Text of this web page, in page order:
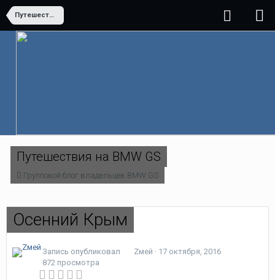
Путешествия на BMW GS
Путешествия на BMW GS
Групповой блог владельцев BMW GS
Осенний Крым
Запись опубликовал Zмей · 17 октября, 2016
872 просмотра